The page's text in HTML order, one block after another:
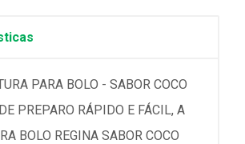
PARA BOLO - SABOR COCO
PREPARO RÁPIDO E FÁCIL, A
BOLO REGINA SABOR COCO